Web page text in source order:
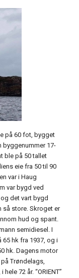
på 60 fot, bygget
byggenummer 17-
ble på 50 tallet
eie fra 50 til 90
var i Haug
var bygd ved
det vart bygd
så store. Skroget er
hud og spant.
semidiesel. I
65 hk fra 1937, og i
hk. Dagens motor
på Trøndelags,
72 år. “ORIENT”